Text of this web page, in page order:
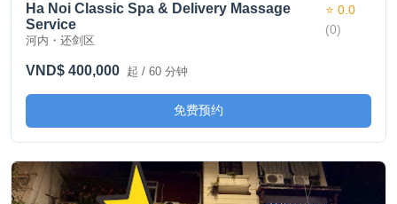
Ha Noi Classic Spa & Delivery Massage
Service
河内・还剑区
⭐ 0.0
(0)
VND$ 400,000 起 / 60 分钟
免费预约